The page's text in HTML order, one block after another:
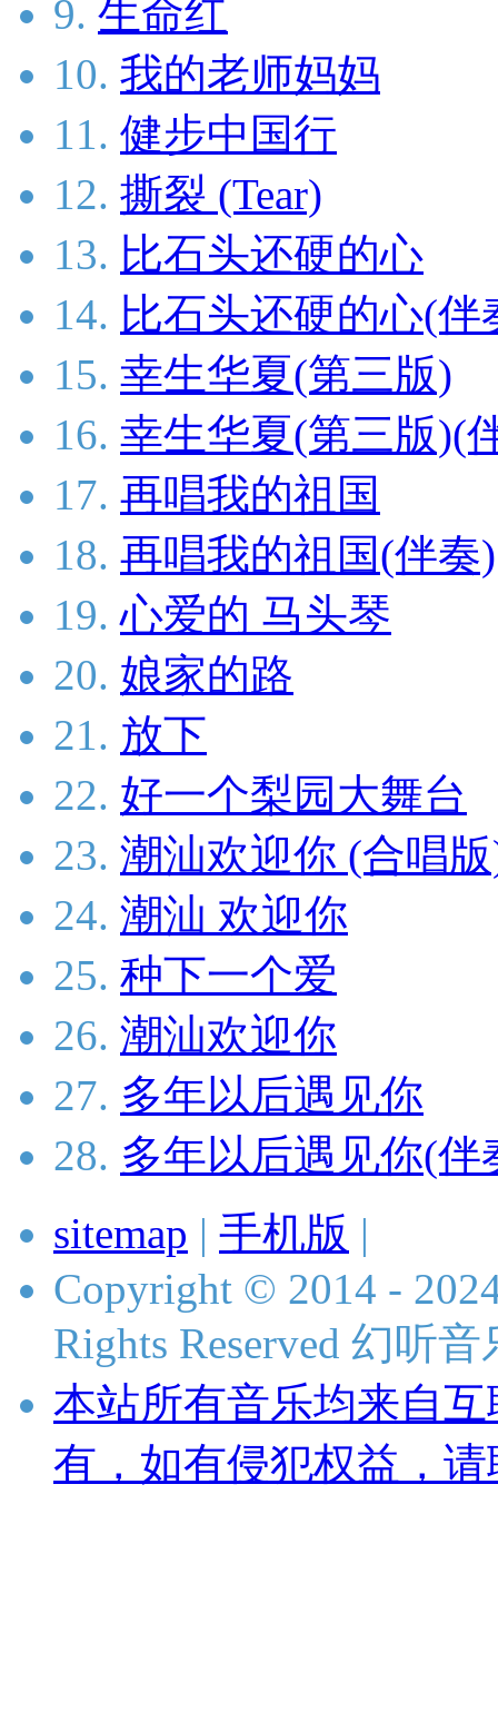
9. 生命红
10. 我的老师妈妈
11. 健步中国行
12. 撕裂 (Tear)
13. 比石头还硬的心
14. 比石头还硬的心(伴
15. 幸生华夏(第三版)
16. 幸生华夏(第三版)(
17. 再唱我的祖国
18. 再唱我的祖国(伴奏)
19. 心爱的 马头琴
20. 娘家的路
21. 放下
22. 好一个梨园大舞台
23. 潮汕欢迎你 (合唱
24. 潮汕 欢迎你
25. 种下一个爱
26. 潮汕欢迎你
27. 多年以后遇见你
28. 多年以后遇见你(伴
sitemap | 手机版 |
Copyright © 2014 -
Rights Reserved 幻听
本站所有音乐均来自
有，如有侵犯权益，